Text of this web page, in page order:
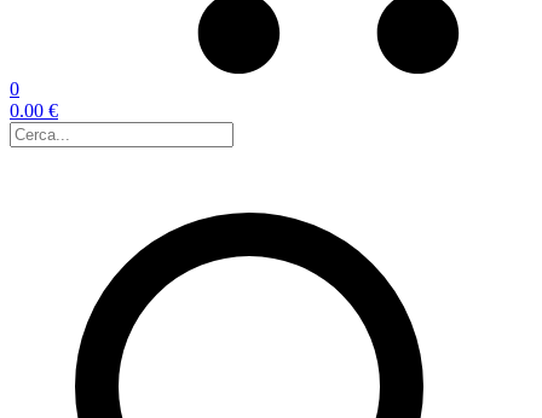
0
0.00 €